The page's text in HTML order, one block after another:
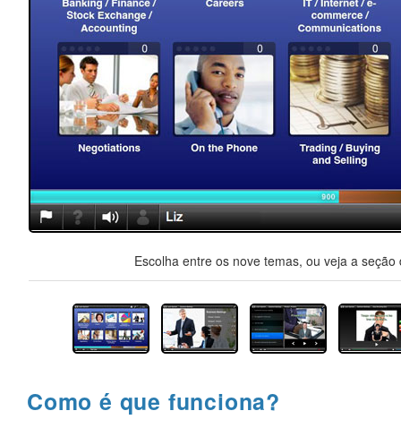
Escolha entre os nove temas, ou veja a
Como é que funciona?